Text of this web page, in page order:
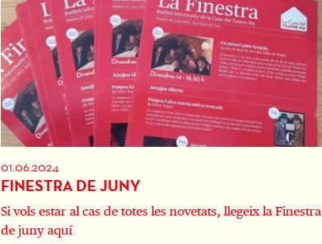
01.06.2024
FINESTRA DE JUNY
Si vols estar al cas de totes les novetats, llegeix la Finestra
de juny aquí